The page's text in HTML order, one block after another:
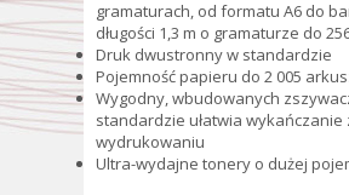
gramaturach, od formatu A6 do
długości 1,3 m o gramaturze do
Druk dwustronny w standardzie
Pojemność papieru do 2 005
Wygodny, wbudowanych
standardzie ułatwia wykańczanie
wydrukowaniu
Ultra-wydajne tonery o dużej